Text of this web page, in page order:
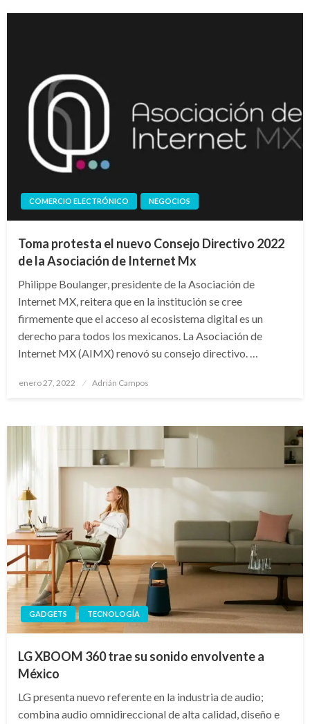
COMERCIO ELECTRÓNICO NEGOCIOS
Toma protesta el nuevo Consejo Directivo 2022
de la Asociación de Internet Mx
Philippe Boulanger, presidente de la Asociación de
Internet MX, reitera que en la institución se cree
firmemente que el acceso al ecosistema digital es un
derecho para todos los mexicanos. La Asociación de
Internet MX (AIMX) renovó su consejo directivo. …
Publicado
enero 27, 2022 Adrián Campos
GADGETS TECNOLOGÍA
LG XBOOM 360 trae su sonido envolvente a
México
LG presenta nuevo referente en la industria de audio;
combina audio omnidireccional de alta calidad, diseño e